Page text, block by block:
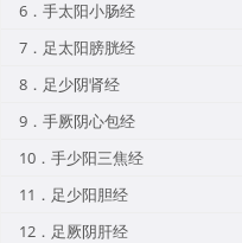
6．手太阳小肠经
7．足太阳膀胱经
8．足少阴肾经
9．手厥阴心包经
10．手少阳三焦经
11．足少阳胆经
12．足厥阴肝经